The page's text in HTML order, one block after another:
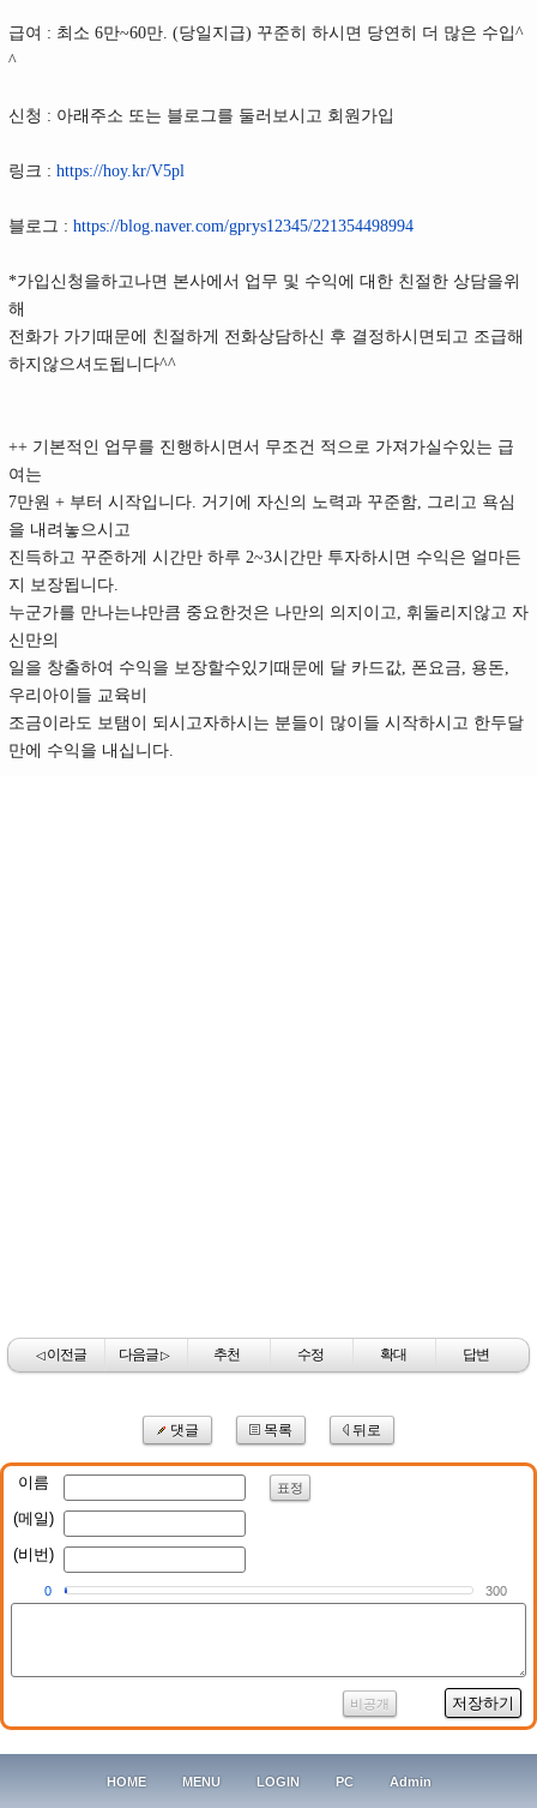
급여 : 최소 6만~60만. (당일지급) 꾸준히 하시면 당연히 더 많은 수입^
^
신청 : 아래주소 또는 블로그를 둘러보시고 회원가입
링크 : https://hoy.kr/V5pl
블로그 : https://blog.naver.com/gprys12345/221354498994
*가입신청을하고나면 본사에서 업무 및 수익에 대한 친절한 상담을위
해
전화가 가기때문에 친절하게 전화상담하신 후 결정하시면되고 조급해
하지않으셔도됩니다^^
++ 기본적인 업무를 진행하시면서 무조건 적으로 가져가실수있는 급
여는
7만원 + 부터 시작입니다. 거기에 자신의 노력과 꾸준함, 그리고 욕심
을 내려놓으시고
진득하고 꾸준하게 시간만 하루 2~3시간만 투자하시면 수익은 얼마든
지 보장됩니다.
누군가를 만나는냐만큼 중요한것은 나만의 의지이고, 휘둘리지않고 자
신만의
일을 창출하여 수익을 보장할수있기때문에 달 카드값, 폰요금, 용돈,
우리아이들 교육비
조금이라도 보탬이 되시고자하시는 분들이 많이들 시작하시고 한두달
만에 수익을 내십니다.
◁이전글 다음글▷ 추천 수정 확대 답변
댓글 목록 뒤로
이름 표정
(메일)
(비번)
0 300
비공개 저장하기
HOME MENU LOGIN PC Admin